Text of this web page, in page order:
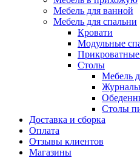
Мебель для ванной
Мебель для спальни
Кровати
Модульные
Столы
Мебель
Столы
Доставка и сборка
Оплата
Отзывы клиентов
Магазины